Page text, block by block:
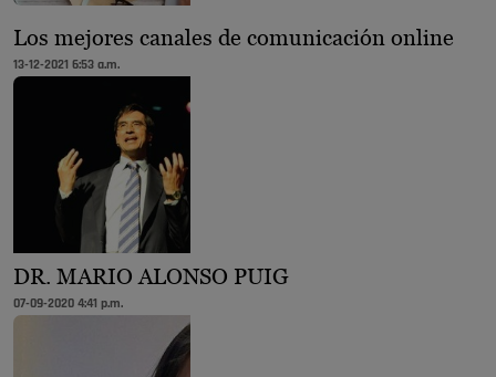
Los mejores canales de comunicación online
13-12-2021 6:53 a.m.
DR. MARIO ALONSO PUIG
07-09-2020 4:41 p.m.